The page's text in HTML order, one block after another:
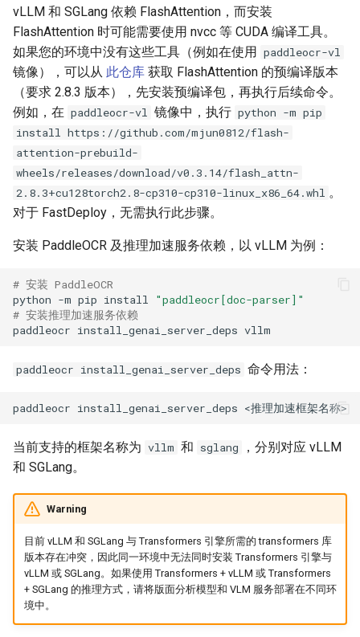
vLLM 和 SGLang 依赖 FlashAttention，而安装
FlashAttention 时可能需要使用 nvcc 等 CUDA 编译工具。
如果您的环境中没有这些工具（例如在使用
paddleocr-vl
镜像），可以从 此仓库 获取 FlashAttention 的预编译版本
（要求 2.8.3 版本），先安装预编译包，再执行后续命令。
例如，在 paddleocr-vl 镜像中，执行 python -m pip
install https://github.com/mjun0812/flash-
attention-prebuild-
wheels/releases/download/v0.3.14/flash_attn-
2.8.3+cu128torch2.8-cp310-cp310-linux_x86_64.whl 。
对于 FastDeploy，无需执行此步骤。
安装 PaddleOCR 及推理加速服务依赖，以 vLLM 为例：
# 安装 PaddleOCR
python -m pip install
"paddleocr[doc-parser]"
# 安装推理加速服务依赖
paddleocr install_genai_server_deps
paddleocr install_genai_server_deps 命令用法：
paddleocr install_genai_server_deps
当前支持的框架名称为 vllm 和 sglang
，分别对应 vLLM
和 SGLang。
Warning
目前 vLLM 和 SGLang 与 Transformers 引擎所需的 transformers 库
版本存在冲突，因此同一环境中无法同时安装 Transformers 引擎与
vLLM 或 SGLang。如果使用 Transformers + vLLM 或 Transformers
+ SGLang 的推理方式，请将版面分析模型和 VLM 服务部署在不同环
境中。